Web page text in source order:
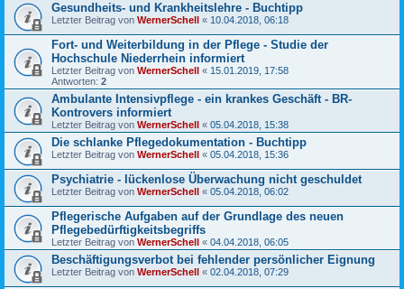
Gesundheits- und Krankheitslehre - Buchtipp
Letzter Beitrag von WernerSchell « 10.04.2018, 06:18
Fort- und Weiterbildung in der Pflege - Studie der
Hochschule Niederrhein informiert
Letzter Beitrag von WernerSchell « 15.01.2019, 17:58
Antworten: 2
Ambulante Intensivpflege - ein krankes Geschäft - BR-
Kontrovers informiert
Letzter Beitrag von WernerSchell « 05.04.2018, 15:38
Die schlanke Pflegedokumentation - Buchtipp
Letzter Beitrag von WernerSchell « 05.04.2018, 15:36
Psychiatrie - lückenlose Überwachung nicht geschuldet
Letzter Beitrag von WernerSchell « 05.04.2018, 06:02
Pflegerische Aufgaben auf der Grundlage des neuen
Pflegebedürftigkeitsbegriffs
Letzter Beitrag von WernerSchell « 04.04.2018, 06:05
Beschäftigungsverbot bei fehlender persönlicher Eignung
Letzter Beitrag von WernerSchell « 02.04.2018, 07:29